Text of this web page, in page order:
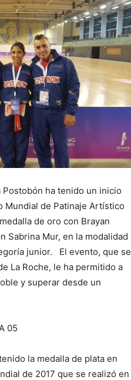
Postobón ha tenido un inicio
Mundial de Patinaje Artístico
de oro con Brayan
Sabrina Mur, en la modalidad
junior. El evento, que se
La Roche, le ha permitido a
y superar desde un
la medalla de plata en
de 2017 que se realizó en